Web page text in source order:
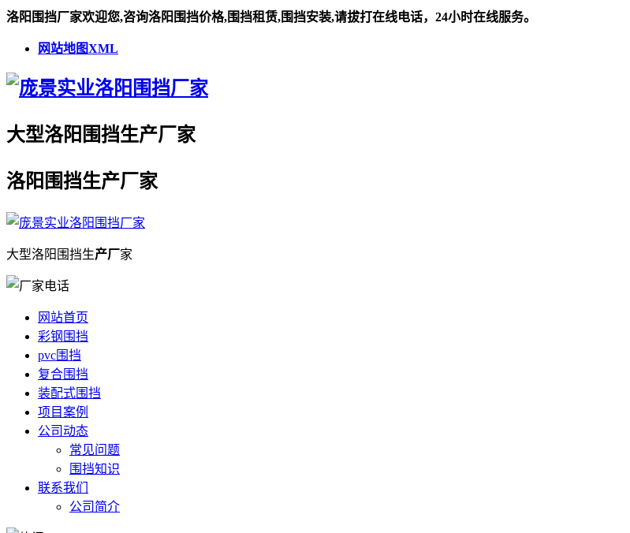
洛阳围挡厂家欢迎您,咨询洛阳围挡价格,围挡租赁,围挡安装,请拔打在线电话，24小时在线服务。
网站地图XML
大型洛阳围挡生产厂家
洛阳围挡生产厂家
大型洛阳围挡生产厂家
网站首页
彩钢围挡
pvc围挡
复合围挡
装配式围挡
项目案例
公司动态
常见问题
围挡知识
联系我们
公司简介